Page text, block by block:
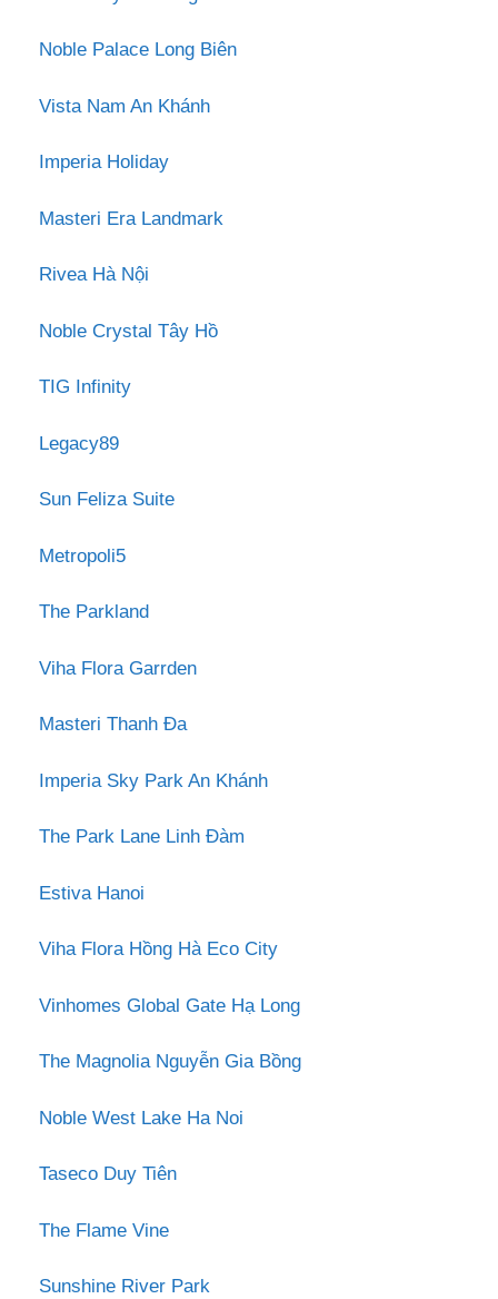
Noble Palace Long Biên
Vista Nam An Khánh
Imperia Holiday
Masteri Era Landmark
Rivea Hà Nội
Noble Crystal Tây Hồ
TIG Infinity
Legacy89
Sun Feliza Suite
Metropoli5
The Parkland
Viha Flora Garrden
Masteri Thanh Đa
Imperia Sky Park An Khánh
The Park Lane Linh Đàm
Estiva Hanoi
Viha Flora Hồng Hà Eco City
Vinhomes Global Gate Hạ Long
The Magnolia Nguyễn Gia Bồng
Noble West Lake Ha Noi
Taseco Duy Tiên
The Flame Vine
Sunshine River Park